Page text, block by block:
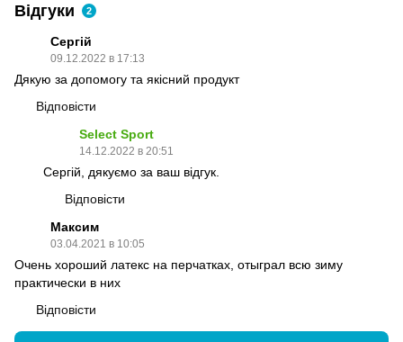
Відгуки 2
Сергій
09.12.2022 в 17:13
Дякую за допомогу та якісний продукт
Відповісти
Select Sport
14.12.2022 в 20:51
Сергій, дякуємо за ваш відгук.
Відповісти
Максим
03.04.2021 в 10:05
Очень хороший латекс на перчатках, отыграл всю зиму
практически в них
Відповісти